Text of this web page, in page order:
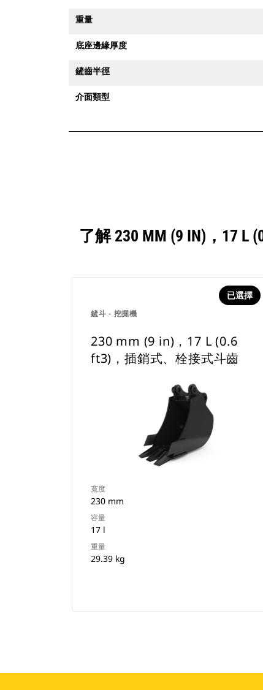
重量
底座邊緣厚度
鏟齒半徑
介面類型
了解 230 MM (9 IN)，17
鏟斗 - 挖掘機
已選擇
230 mm (9 in)，17 L (0.6
ft3)，插銷式、栓接式斗齒
寬度
230 mm
容量
17 l
重量
29.39 kg